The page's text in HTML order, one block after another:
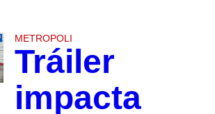
METROPOLI
Tráiler
impacta